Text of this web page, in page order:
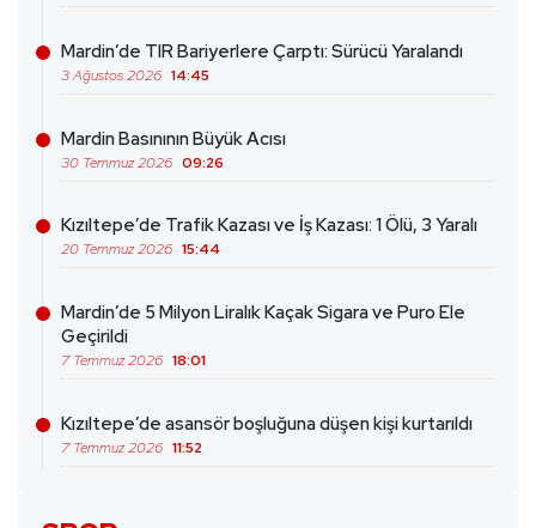
Mardin’de TIR Bariyerlere Çarptı: Sürücü Yaralandı
3 Ağustos 2026 14:45
Mardin Basınının Büyük Acısı
30 Temmuz 2026 09:26
Kızıltepe’de Trafik Kazası ve İş Kazası: 1 Ölü, 3 Yaralı
20 Temmuz 2026 15:44
Mardin’de 5 Milyon Liralık Kaçak Sigara ve Puro Ele
Geçirildi
7 Temmuz 2026 18:01
Kızıltepe’de asansör boşluğuna düşen kişi kurtarıldı
7 Temmuz 2026 11:52